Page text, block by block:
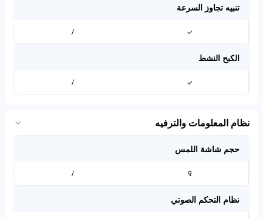
تنبيه تجاوز السرعة
✓
/
الكبح النشط
✓
/
نظام المعلومات والترفيه
حجم شاشة اللمس
9
/
نظام التحكم الصوتي